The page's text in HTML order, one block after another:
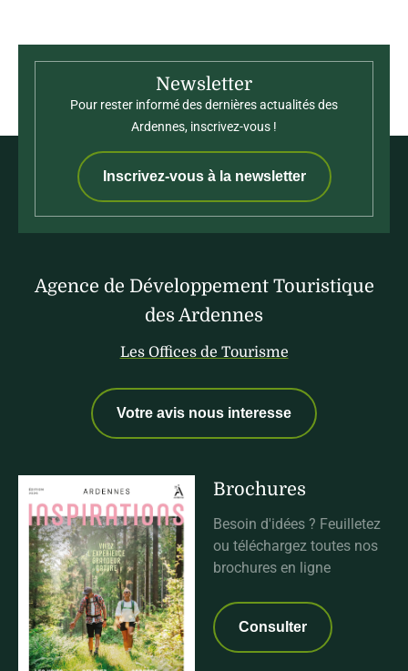
Newsletter
Pour rester informé des dernières actualités des
Ardennes, inscrivez-vous !
Inscrivez-vous à la newsletter
Agence de Développement Touristique
des Ardennes
Les Offices de Tourisme
Votre avis nous interesse
Brochures
Besoin d'idées ? Feuilletez
ou téléchargez toutes nos
brochures en ligne
Consulter